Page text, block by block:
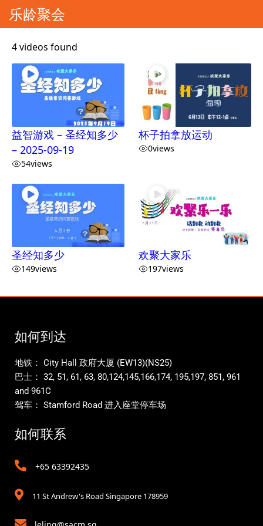
乐龄聚会
4 videos found
益智游戏 – 圣经知多少
– 2025-09-19
54views
杯子拍拿放运动
0views
圣经知多少
149views
欢聚大家乐
197views
如何到达
地铁： City Hall 政府大厦 (EW13)(NS25)
巴士： 32, 51, 61, 63, 80,124,145,166,174, 195,197, 851, 961
and 961C
驾车： Stamford Road 进入座堂停车场
如何联系
+65 63392435
11 St Andrew's Road Singapore 178959